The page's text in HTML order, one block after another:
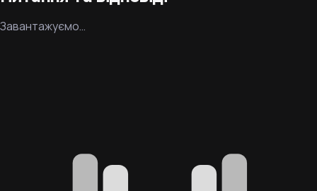
Завантажуємо…